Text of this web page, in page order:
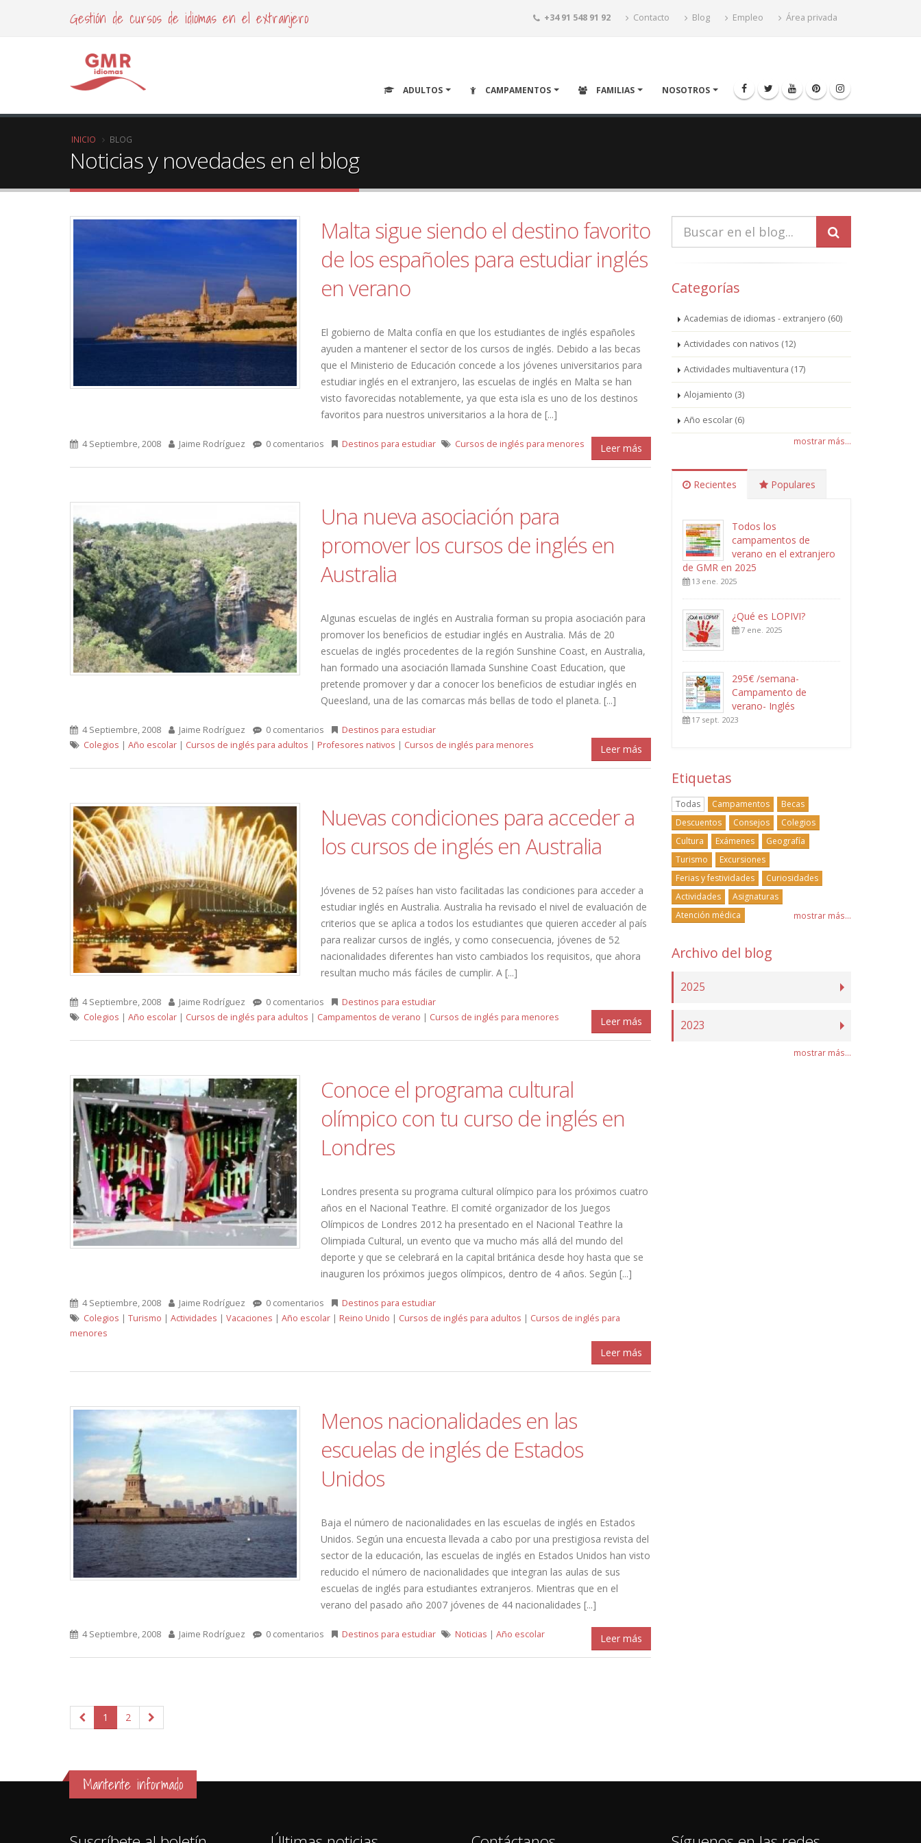
Gestión de cursos de idiomas en el extranjero +34 91 548 91 92 Contacto Blog Empleo Área privada
ADULTOS CAMPAMENTOS FAMILIAS NOSOTROS
INICIO BLOG
Noticias y novedades en el blog
Malta sigue siendo el destino favorito
de los españoles para estudiar inglés
en verano
El gobierno de Malta confía en que los estudiantes de inglés españoles
ayuden a mantener el sector de los cursos de inglés. Debido a las becas
que el Ministerio de Educación concede a los jóvenes universitarios para
estudiar inglés en el extranjero, las escuelas de inglés en Malta se han
visto favorecidas notablemente, ya que esta isla es uno de los destinos
favoritos para nuestros universitarios a la hora de [...]
4 Septiembre, 2008 Jaime Rodríguez 0 comentarios Destinos para estudiar Cursos de inglés para menores Leer más
Una nueva asociación para
promover los cursos de inglés en
Australia
Algunas escuelas de inglés en Australia forman su propia asociación para
promover los beneficios de estudiar inglés en Australia. Más de 20
escuelas de inglés procedentes de la región Sunshine Coast, en Australia,
han formado una asociación llamada Sunshine Coast Education, que
pretende promover y dar a conocer los beneficios de estudiar inglés en
Queesland, una de las comarcas más bellas de todo el planeta. [...]
4 Septiembre, 2008 Jaime Rodríguez 0 comentarios
Destinos para estudiar
Colegios | Año escolar | Cursos de inglés para adultos | Profesores nativos | Cursos de inglés para menores Leer más
Nuevas condiciones para acceder a
los cursos de inglés en Australia
Jóvenes de 52 países han visto facilitadas las condiciones para acceder a
estudiar inglés en Australia. Australia ha revisado el nivel de evaluación de
criterios que se aplica a todos los estudiantes que quieren acceder al país
para realizar cursos de inglés, y como consecuencia, jóvenes de 52
nacionalidades diferentes han visto cambiados los requisitos, que ahora
resultan mucho más fáciles de cumplir. A [...]
4 Septiembre, 2008 Jaime Rodríguez 0 comentarios
Destinos para estudiar
Colegios | Año escolar | Cursos de inglés para adultos | Campamentos de verano | Cursos de inglés para menores Leer más
Conoce el programa cultural
olímpico con tu curso de inglés en
Londres
Londres presenta su programa cultural olímpico para los próximos cuatro
años en el Nacional Teathre. El comité organizador de los Juegos
Olímpicos de Londres 2012 ha presentado en el Nacional Teathre la
Olimpiada Cultural, un evento que va mucho más allá del mundo del
deporte y que se celebrará en la capital británica desde hoy hasta que se
inauguren los próximos juegos olímpicos, dentro de 4 años. Según [...]
4 Septiembre, 2008 Jaime Rodríguez 0 comentarios
Destinos para estudiar
Colegios | Turismo | Actividades | Vacaciones | Año escolar | Reino Unido | Cursos de inglés para adultos | Cursos de inglés para
menores
Leer más
Menos nacionalidades en las
escuelas de inglés de Estados
Unidos
Baja el número de nacionalidades en las escuelas de inglés en Estados
Unidos. Según una encuesta llevada a cabo por una prestigiosa revista del
sector de la educación, las escuelas de inglés en Estados Unidos han visto
reducido el número de nacionalidades que integran las aulas de sus
escuelas de inglés para estudiantes extranjeros. Mientras que en el
verano del pasado año 2007 jóvenes de 44 nacionalidades [...]
4 Septiembre, 2008 Jaime Rodríguez 0 comentarios Destinos para estudiar Noticias | Año escolar Leer más
1 2
Categorías
Academias de idiomas - extranjero (60)
Actividades con nativos (12)
Actividades multiaventura (17)
Alojamiento (3)
Año escolar (6)
mostrar más...
Recientes Populares
Todos los
campamentos de
verano en el extranjero
de GMR en 2025
13 ene. 2025
¿Qué es LOPIVI?
7 ene. 2025
295€ /semana-
Campamento de
verano- Inglés
17 sept. 2023
Etiquetas
Todas Campamentos
Becas
Descuentos
Consejos
Colegios
Cultura
Exámenes
Geografía
Turismo
Excursiones
Ferias y festividades
Curiosidades
Actividades
Asignaturas
Atención médica
mostrar más...
Archivo del blog
2025
2023
mostrar más...
Mantente informado